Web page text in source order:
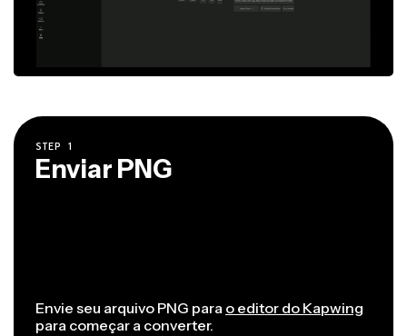
STEP 1
Enviar PNG
Envie seu arquivo PNG para o editor do Kapwing
para começar a converter.